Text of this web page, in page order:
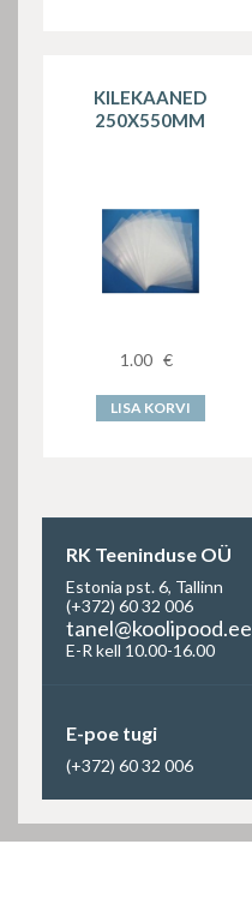
KILEKAANED
250X550MM
1.00 €
LISA KORVI
RK Teeninduse OÜ
Estonia pst. 6, Tallinn
(+372) 60 32 006
tanel@koolipood.ee
E-R kell 10.00-16.00
E-poe tugi
(+372) 60 32 006